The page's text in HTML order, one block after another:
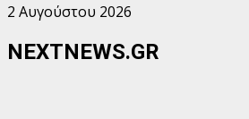
2 Αυγούστου 2026
NEXTNEWS.GR